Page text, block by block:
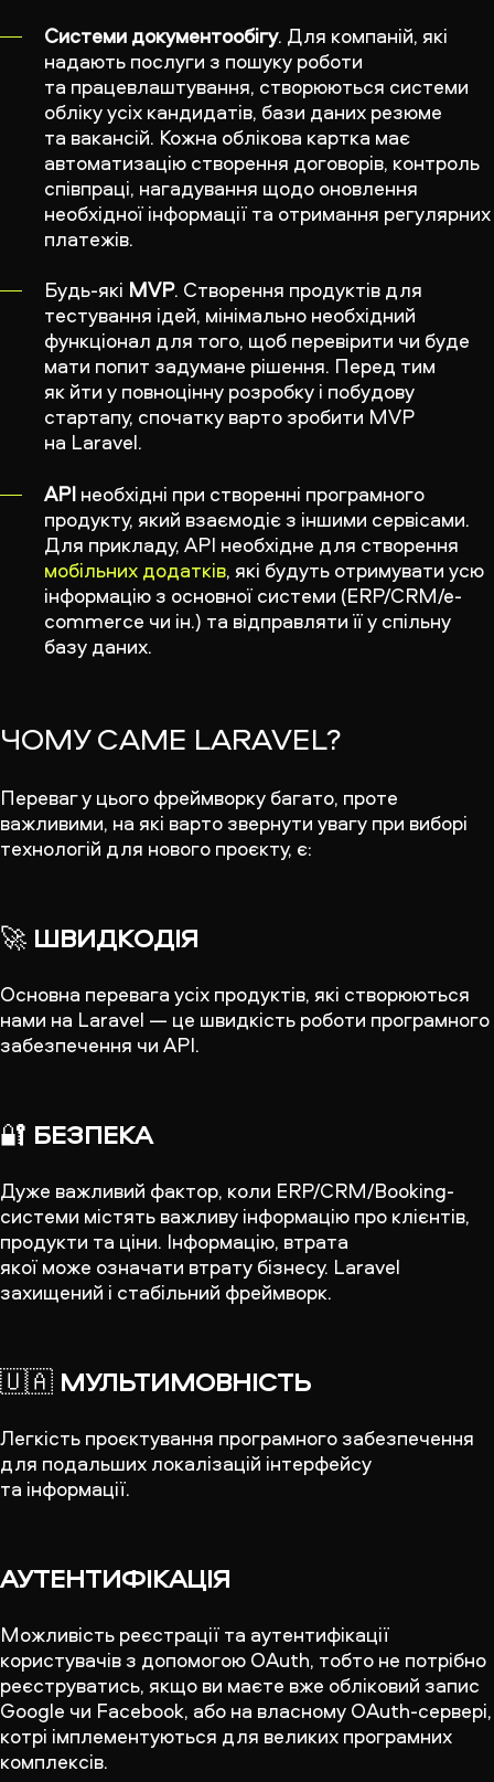
Системи документообігу. Для компаній, які
надають послуги з пошуку роботи
та працевлаштування, створюються системи
обліку усіх кандидатів, бази даних резюме
та вакансій. Кожна облікова картка має
автоматизацію створення договорів, контроль
співпраці, нагадування щодо оновлення
необхідної інформації та отримання регулярних
платежів.
Будь-які MVP. Створення продуктів для
тестування ідей, мінімально необхідний
функціонал для того, щоб перевірити чи буде
мати попит задумане рішення. Перед тим
як йти у повноцінну розробку і побудову
стартапу, спочатку варто зробити MVP
на Laravel.
APIнеобхідні при створенні програмного
продукту, який взаємодіє з іншими сервісами.
Для прикладу, API необхідне для створення
мобільних додатків, які будуть отримувати усю
інформацію з основної системи (ERP/CRM/e-
commerce чи ін.) та відправляти її у спільну
базу даних.
ЧОМУ САМЕ LARAVEL?
Переваг у цього фреймворку багато, проте
важливими, на які варто звернути увагу при виборі
технологій для нового проєкту, є:
🚀 ШВИДКОДІЯ
Основна перевага усіх продуктів, які створюються
нами на Laravel — це швидкість роботи програмного
забезпечення чи API.
🔐 БЕЗПЕКА
Дуже важливий фактор, коли ERP/CRM/Booking-
системи містять важливу інформацію про клієнтів,
продукти та ціни. Інформацію, втрата
якої може означати втрату бізнесу. Laravel
захищений і стабільний фреймворк.
🇺🇦 МУЛЬТИМОВНІСТЬ
Легкість проєктування програмного забезпечення
для подальших локалізацій інтерфейсу
та інформації.
АУТЕНТИФІКАЦІЯ
Можливість реєстрації та аутентифікації
користувачів з допомогою OAuth, тобто не потрібно
реєструватись, якщо ви маєте вже обліковий запис
Google чи Facebook, або на власному OAuth-сервері,
котрі імплементуються для великих програмних
комплексів.